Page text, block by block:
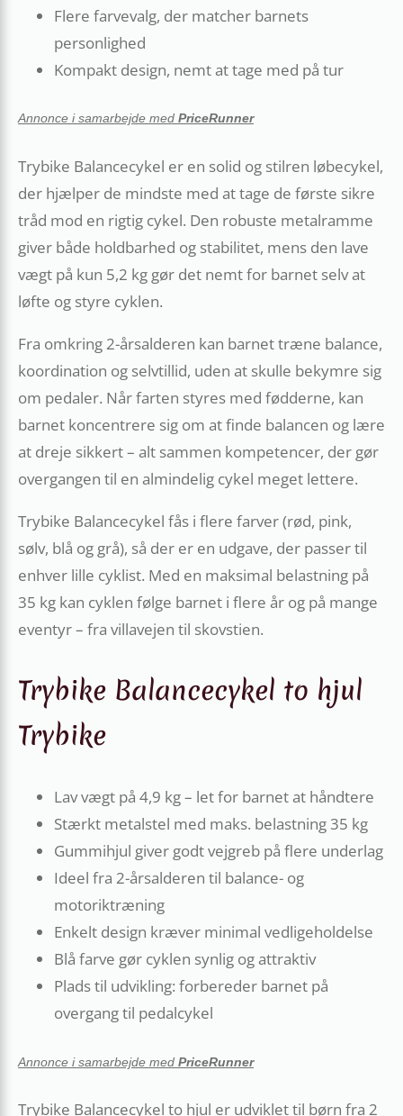
Flere farvevalg, der matcher barnets
personlighed
Kompakt design, nemt at tage med på tur
Annonce i samarbejde med PriceRunner
Trybike Balancecykel er en solid og stilren løbecykel,
der hjælper de mindste med at tage de første sikre
tråd mod en rigtig cykel. Den robuste metalramme
giver både holdbarhed og stabilitet, mens den lave
vægt på kun 5,2 kg gør det nemt for barnet selv at
løfte og styre cyklen.
Fra omkring 2-årsalderen kan barnet træne balance,
koordination og selvtillid, uden at skulle bekymre sig
om pedaler. Når farten styres med fødderne, kan
barnet koncentrere sig om at finde balancen og lære
at dreje sikkert – alt sammen kompetencer, der gør
overgangen til en almindelig cykel meget lettere.
Trybike Balancecykel fås i flere farver (rød, pink,
sølv, blå og grå), så der er en udgave, der passer til
enhver lille cyklist. Med en maksimal belastning på
35 kg kan cyklen følge barnet i flere år og på mange
eventyr – fra villavejen til skovstien.
Trybike Balancecykel to hjul
Trybike
Lav vægt på 4,9 kg – let for barnet at håndtere
Stærkt metalstel med maks. belastning 35 kg
Gummihjul giver godt vejgreb på flere underlag
Ideel fra 2-årsalderen til balance- og
motoriktræning
Enkelt design kræver minimal vedligeholdelse
Blå farve gør cyklen synlig og attraktiv
Plads til udvikling: forbereder barnet på
overgang til pedalcykel
Annonce i samarbejde med PriceRunner
Trybike Balancecykel to hjul er udviklet til børn fra 2